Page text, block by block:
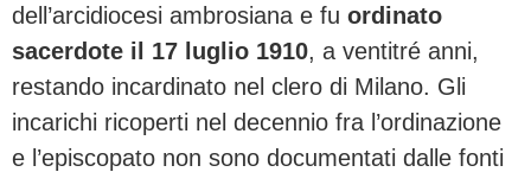
dell’arcidiocesi ambrosiana e fu ordinato
sacerdote il 17 luglio 1910, a ventitré anni,
restando incardinato nel clero di Milano. Gli
incarichi ricoperti nel decennio fra l’ordinazione
e l’episcopato non sono documentati dalle fonti